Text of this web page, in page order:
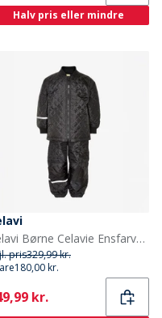
Halv pris eller mindre
Celavi Børne Celavie Ensfarvet Basis Termosæt Sort
pris329,99 kr.
180,00 kr.
kr.